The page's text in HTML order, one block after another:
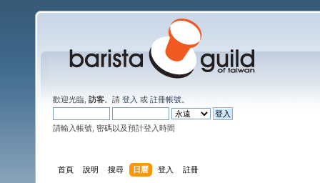
歡迎光臨, 訪客 。請 登入 或 註冊帳號
請輸入帳號, 密碼以及預計登入時間
首頁 說明 搜尋 日曆 登入 註冊